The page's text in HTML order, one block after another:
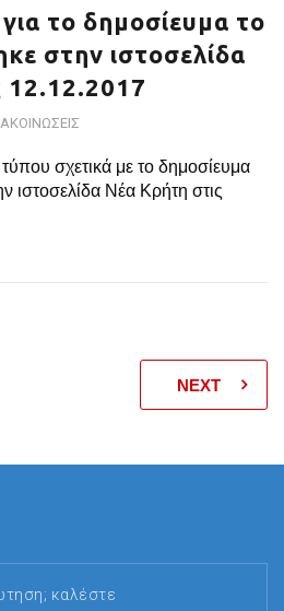
το δημοσίευμα το
στην ιστοσελίδα
12.12.2017
τύπου σχετικά με το δημοσίευμα
ιστοσελίδα Νέα Κρήτη στις
NEXT
καλέστε